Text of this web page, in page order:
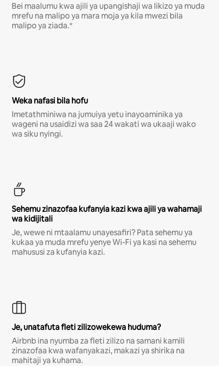
Bei maalumu kwa ajili ya upangishaji wa likizo ya muda
mrefu na malipo ya mara moja ya kila mwezi bila
malipo ya ziada.*
Weka nafasi bila hofu
Imetathminiwa na jumuiya yetu inayoaminika ya
wageni na usaidizi wa saa 24 wakati wa ukaaji wako
wa siku nyingi.
Sehemu zinazofaa kufanyia kazi kwa ajili ya wahamaji
wa kidijitali
Je, wewe ni mtaalamu unayesafiri? Pata sehemu ya
kukaa ya muda mrefu yenye Wi-Fi ya kasi na sehemu
mahususi za kufanyia kazi.
Je, unatafuta fleti zilizowekewa huduma?
Airbnb ina nyumba za fleti zilizo na samani kamili
zinazofaa kwa wafanyakazi, makazi ya shirika na
mahitaji ya kuhama.